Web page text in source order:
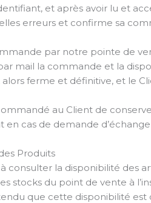
et après avoir lu et
erreurs et confirme sa
par notre pointe de
mail la commande et la
ferme et définitive, et le
au Client de
en cas de demande
Produits
consulter la disponibilité des
stocks du point de vente à
que cette disponibilité